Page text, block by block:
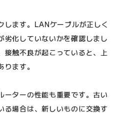
します。LANケーブルが正しく
劣化していないかを確認しまし
接触不良が起こっていると、上
ます。
ーターの性能も重要です。古い
る場合は、新しいものに交換す